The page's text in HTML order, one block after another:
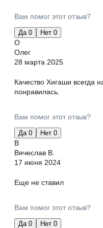
Вам помог этот отзыв?
Да 0 Нет 0
О
Олег
28 марта 2025
Качество Хигаши всегда
понравилась.
Вам помог этот отзыв?
Да 0 Нет 0
В
Вячеслав В.
17 июня 2024
Еще не ставил
Вам помог этот отзыв?
Да 0 Нет 0